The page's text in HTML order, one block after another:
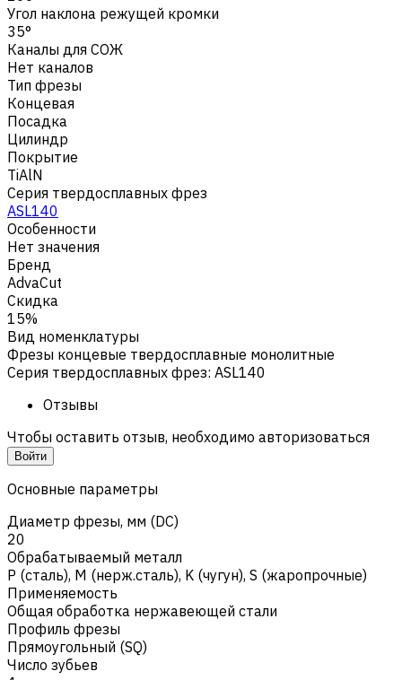
Угол наклона режущей кромки
35°
Каналы для СОЖ
Нет каналов
Тип фрезы
Концевая
Посадка
Цилиндр
Покрытие
TiAlN
Серия твердосплавных фрез
ASL140
Особенности
Нет значения
Бренд
AdvaCut
Скидка
15%
Вид номенклатуры
Фрезы концевые твердосплавные монолитные
Серия твердосплавных фрез: ASL140
Отзывы
Чтобы оставить отзыв, необходимо авторизоваться
Войти
Основные параметры
Диаметр фрезы, мм (DC)
20
Обрабатываемый металл
Р (сталь), M (нерж.сталь), K (чугун), S (жаропрочные)
Применяемость
Общая обработка нержавеющей стали
Профиль фрезы
Прямоугольный (SQ)
Число зубьев